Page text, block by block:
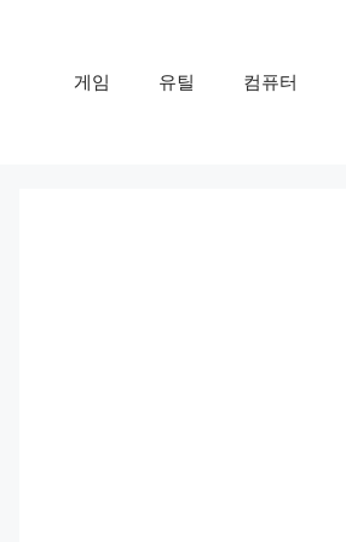
게임 유틸 컴퓨터